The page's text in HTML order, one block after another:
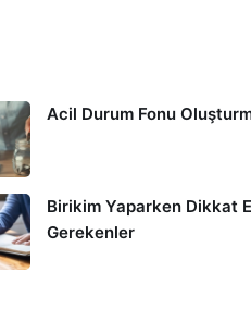
Acil Durum Fonu
Birikim Yaparken Dikkat
Gerekenler